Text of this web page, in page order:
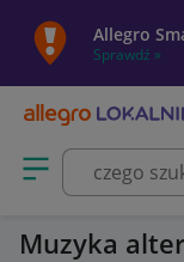
Allegro
Sprawdź »
Otwórz menu z
Muzyka